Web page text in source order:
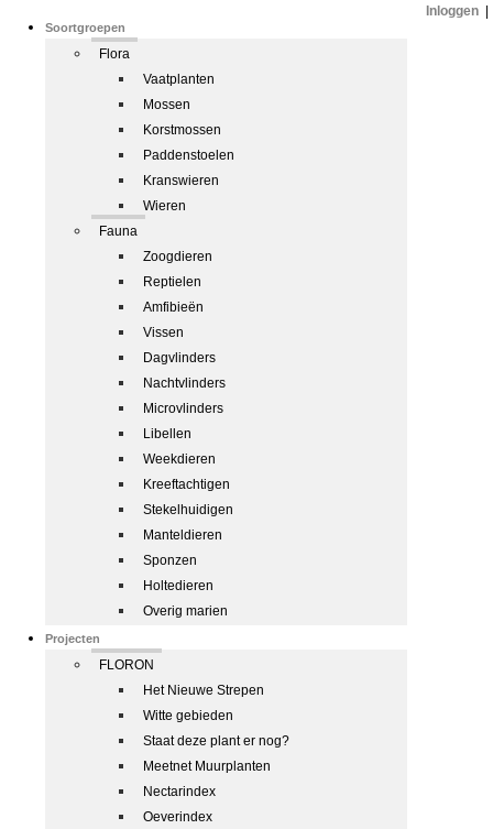
Soortgroepen
Flora
Vaatplanten
Mossen
Korstmossen
Paddenstoelen
Kranswieren
Wieren
Fauna
Zoogdieren
Reptielen
Amfibieën
Vissen
Dagvlinders
Nachtvlinders
Microvlinders
Libellen
Weekdieren
Kreeftachtigen
Stekelhuidigen
Manteldieren
Sponzen
Holtedieren
Overig marien
Projecten
FLORON
Het Nieuwe Strepen
Witte gebieden
Staat deze plant er nog?
Meetnet Muurplanten
Nectarindex
Oeverindex
Inloggen